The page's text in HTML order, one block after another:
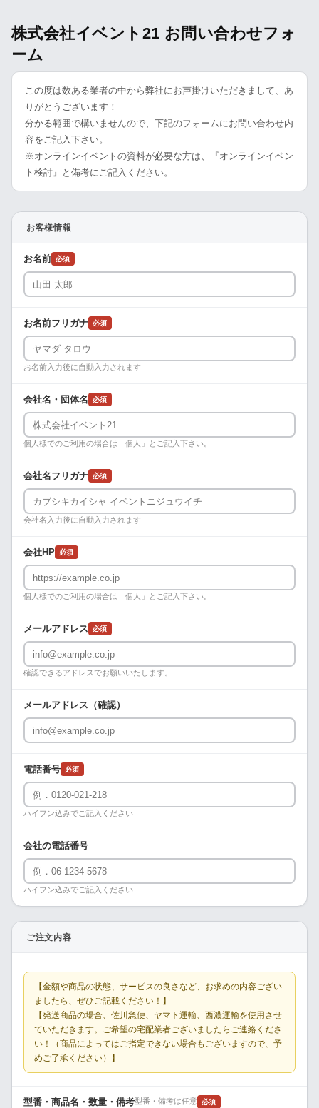
株式会社イベント21 お問い合わせフォ
ーム
この度は数ある業者の中から弊社にお声掛けいただきまして、あ
りがとうございます！
分かる範囲で構いませんので、下記のフォームにお問い合わせ内
容をご記入下さい。
※オンラインイベントの資料が必要な方は、『オンラインイベン
ト検討』と備考にご記入ください。
お客様情報
お名前 必須
お名前フリガナ 必須
お名前入力後に自動入力されます
会社名・団体名 必須
個人様でのご利用の場合は「個人」とご記入下さい。
会社名フリガナ 必須
会社名入力後に自動入力されます
会社HP 必須
個人様でのご利用の場合は「個人」とご記入下さい。
メールアドレス 必須
確認できるアドレスでお願いいたします。
メールアドレス（確認）
電話番号 必須
ハイフン込みでご記入ください
会社の電話番号
ハイフン込みでご記入ください
ご注文内容
【金額や商品の状態、サービスの良さなど、お求めの内容ござい
ましたら、ぜひご記載ください！】
【発送商品の場合、佐川急便、ヤマト運輸、西濃運輸を使用させ
ていただきます。ご希望の宅配業者ございましたらご連絡くださ
い！（商品によってはご指定できない場合もございますので、予
めご了承ください）】
型番・商品名・数量・備考型番・備考は任意 必須